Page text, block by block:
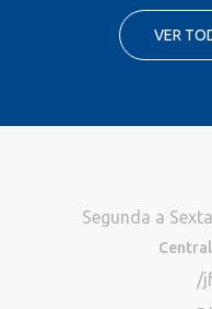
VER
Segunda a
/